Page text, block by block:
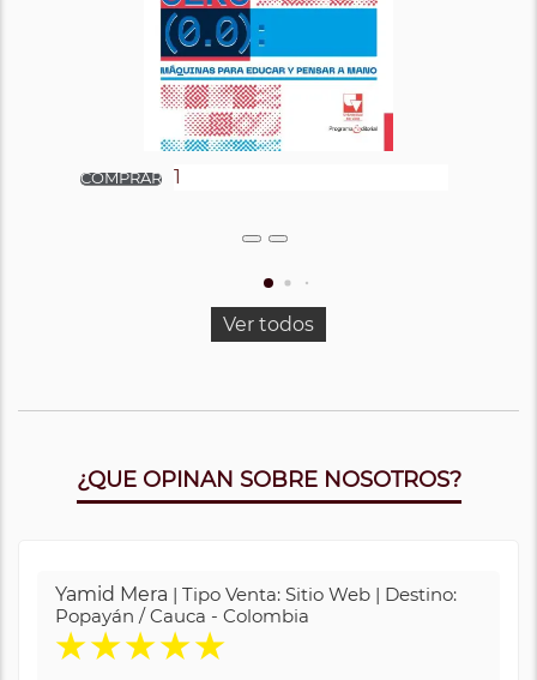
Ver todos
¿QUE OPINAN SOBRE NOSOTROS?
Yamid Mera | Tipo Venta: Sitio Web | Destino:
Popayán / Cauca - Colombia
★★★★★